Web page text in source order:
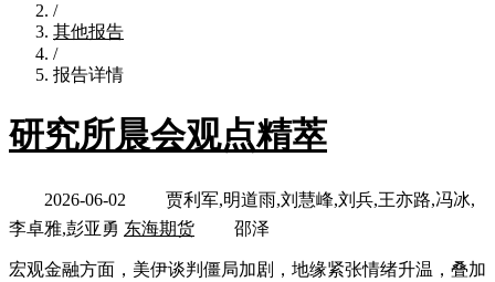
/
其他报告
/
报告详情
研究所晨会观点精萃
2026-06-02
贾利军,明道雨,刘慧峰,刘兵,王亦路,冯冰,
李卓雅,彭亚勇 东海期货 邵泽
宏观金融方面，美伊谈判僵局加剧，地缘紧张情绪升温，叠加